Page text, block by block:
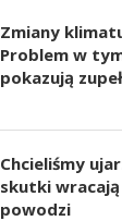
Zmiany
Problem w
pokazują
Chcieliśmy
skutki
powodzi